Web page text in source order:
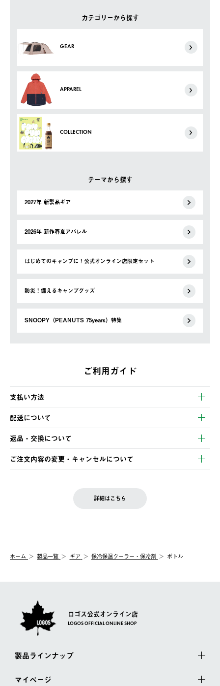
カテゴリーから探す
GEAR
APPAREL
COLLECTION
テーマから探す
2027年 新製品ギア
2026年 新作春夏アパレル
はじめてのキャンプに！公式オンライン店限定セット
防災！備えるキャンプグッズ
SNOOPY（PEANUTS 75years）特集
ご利用ガイド
支払い方法
以下のいずれかの方法でお支払いいただけます。
・クレジットカード決済
・コンビニ決済
・Pay-easy決済
配送について
【発送スケジュール】
ご注文・ご入金完了より2営業日以内に商品を発送いたします。
土日祝の発送はございませんので、木曜日以降のご注文は週明け
の発送となる場合がございます。
【配送業者】
佐川急便にて配送されます。
返品・交換について
※お客様都合の場合
お客様都合の返品にかかる送料は、お客様ご負担とさせていただ
む）は受け付けておりません。
一度お手元の商品を返品いただき、ご希望商品を再注文してくだ
ご注文内容の変更・キャンセルについて
LOGOS FAMILY会員の方は、会員マイページ内 購入履歴画面に
詳細はこちら
ホーム 製品一覧 ギア 保冷保温クーラー・保冷剤 ボトル
ロゴス公式オンライン店
LOGOS OFFICIAL ONLINE SHOP
製品ラインナップ
マイページ